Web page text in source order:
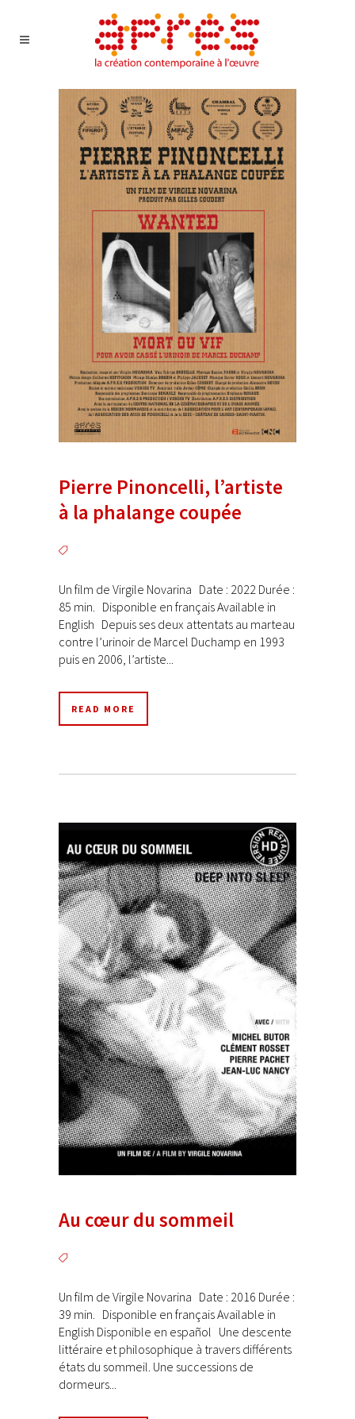
Pierre Pinoncelli, l’artiste
à la phalange coupée
Un film de Virgile Novarina Date : 2022 Durée :
85 min. Disponible en français Available in
English Depuis ses deux attentats au marteau
contre l’urinoir de Marcel Duchamp en 1993
puis en 2006, l’artiste...
READ MORE
Au cœur du sommeil
Un film de Virgile Novarina Date : 2016 Durée :
39 min. Disponible en français Available in
English Disponible en español Une descente
littéraire et philosophique à travers différents
états du sommeil. Une successions de
dormeurs...